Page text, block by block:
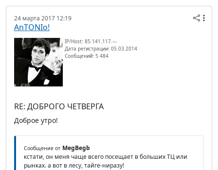
24 марта 2017 12:19
AnTONIo!
IP/Host: 85.141.117.---
Дата регистрации: 05.03.2014
Сообщений: 5 484
RE: ДОБРОГО ЧЕТВЕРГА
Доброе утро!
Сообщение от MegBegb
кстати, он меня чаще всего посещает в больших ТЦ или
рынках. а вот в лесу, тайге-ниразу!